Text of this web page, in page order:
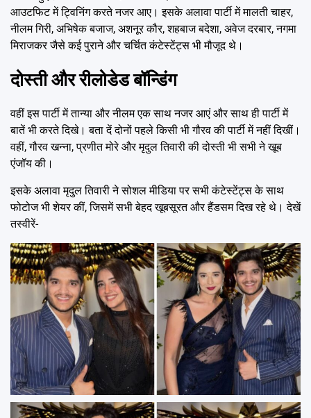
आउटफिट में ट्विनिंग करते नजर आए। इसके अलावा पार्टी में मालती चाहर,
नीलम गिरी, अभिषेक बजाज, अशनूर कौर, शहबाज बदेशा, अवेज दरबार, नगमा
मिराजकर जैसे कई पुराने और चर्चित कंटेस्टेंट्स भी मौजूद थे।
दोस्ती और रीलोडेड बॉन्डिंग
वहीं इस पार्टी में तान्या और नीलम एक साथ नजर आएं और साथ ही पार्टी में
बातें भी करते दिखे। बता दें दोनों पहले किसी भी गौरव की पार्टी में नहीं दिखीं।
वहीं, गौरव खन्ना, प्रणीत मोरे और मृदुल तिवारी की दोस्ती भी सभी ने खूब
एंजॉय की।
इसके अलावा मृदुल तिवारी ने सोशल मीडिया पर सभी कंटेस्टेंट्स के साथ
फोटोज भी शेयर कीं, जिसमें सभी बेहद खूबसूरत और हैंडसम दिख रहे थे। देखें
तस्वीरें-